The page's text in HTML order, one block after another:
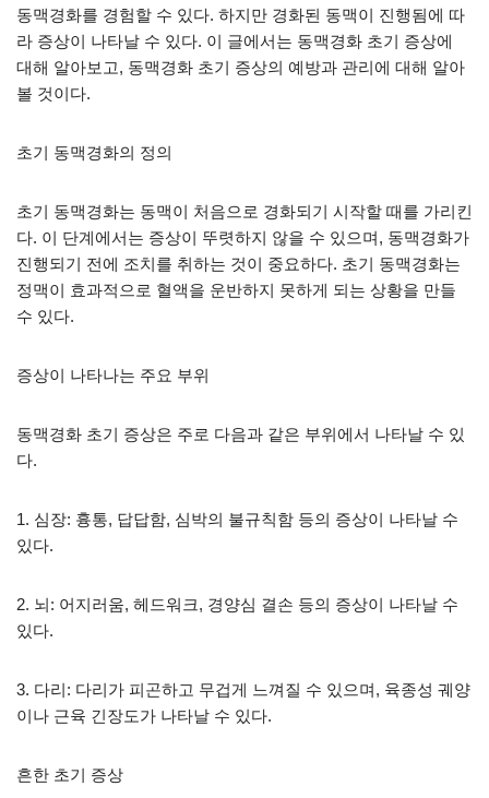
동맥경화를 경험할 수 있다. 하지만 경화된 동맥이 진행됨에 따
라 증상이 나타날 수 있다. 이 글에서는 동맥경화 초기 증상에
대해 알아보고, 동맥경화 초기 증상의 예방과 관리에 대해 알아
볼 것이다.
초기 동맥경화의 정의
초기 동맥경화는 동맥이 처음으로 경화되기 시작할 때를 가리킨
다. 이 단계에서는 증상이 뚜렷하지 않을 수 있으며, 동맥경화가
진행되기 전에 조치를 취하는 것이 중요하다. 초기 동맥경화는
정맥이 효과적으로 혈액을 운반하지 못하게 되는 상황을 만들
수 있다.
증상이 나타나는 주요 부위
동맥경화 초기 증상은 주로 다음과 같은 부위에서 나타날 수 있
다.
1. 심장: 흉통, 답답함, 심박의 불규칙함 등의 증상이 나타날 수
있다.
2. 뇌: 어지러움, 헤드워크, 경양심 결손 등의 증상이 나타날 수
있다.
3. 다리: 다리가 피곤하고 무겁게 느껴질 수 있으며, 육종성 궤양
이나 근육 긴장도가 나타날 수 있다.
흔한 초기 증상